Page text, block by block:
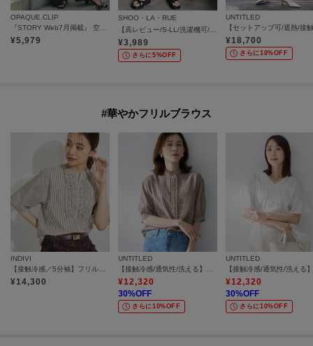
OPAQUE.CLIP
『STORY Web7月掲載』 空気パンツ《接触冷感／UVケア／吸水速乾／防シワ／洗濯機OK》
¥5,979
SHOO・LA・RUE
【高レビュー/S-LL/洗濯機可/セットアップ可】着丈選べる 軽凛(かろりん) ひんやりフラップイージーパンツ
¥3,989
さらに5%OFF
UNTITLED
¥18,700
さらに10%OFF
#華やかフリルブラウス
INDIVI
¥14,300
UNTITLED
¥12,320
30%OFF
さらに10%OFF
UNTITLED
¥12,320
30%OFF
さらに10%OFF